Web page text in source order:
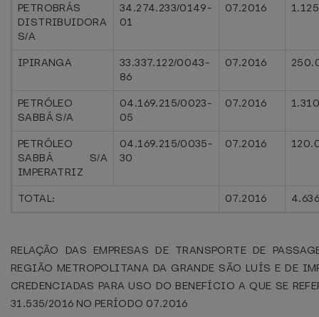
PETROBRÁS
DISTRIBUIDORA
S/A
34.274.233/0149-
01
07.2016
IPIRANGA
33.337.122/0043-
86
07.2016
PETRÓLEO
SABBÁ S/A
04.169.215/0023-
05
07.2016
PETRÓLEO
SABBÁ S/A
IMPERATRIZ
04.169.215/0035-
30
07.2016
TOTAL: 07.2016
RELAÇÃO DAS EMPRESAS DE TRANSPORTE DE
REGIÃO METROPOLITANA DA GRANDE SÃO LUÍS E DE
CREDENCIADAS PARA USO DO BENEFÍCIO A QUE SE
31.535/2016 NO PERÍODO 07.2016